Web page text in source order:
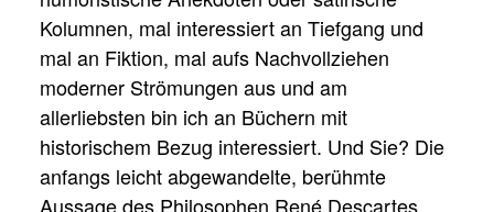
Kolumnen, mal interessiert an Tiefgang und
mal an Fiktion, mal aufs Nachvollziehen
moderner Strömungen aus und am
allerliebsten bin ich an Büchern mit
historischem Bezug interessiert. Und Sie? Die
anfangs leicht abgewandelte, berühmte
Aussage des Philosophen René Descartes